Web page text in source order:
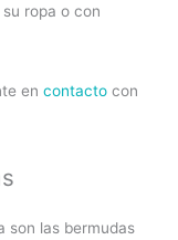
ropa o con
en contacto con
son las bermudas